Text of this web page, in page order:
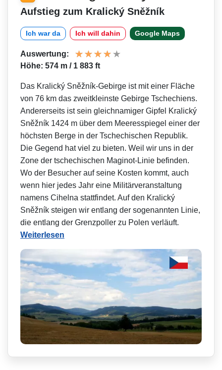
Aufstieg zum Kralický Sněžník
Ich war da Ich will dahin Google Maps
Auswertung:
Höhe: 574 m / 1 883 ft
Das Kralický Sněžník-Gebirge ist mit einer Fläche
von 76 km das zweitkleinste Gebirge Tschechiens.
Andererseits ist sein gleichnamiger Gipfel Kralický
Sněžník 1424 m über dem Meeresspiegel einer der
höchsten Berge in der Tschechischen Republik.
Die Gegend hat viel zu bieten. Weil wir uns in der
Zone der tschechischen Maginot-Linie befinden.
Wo der Besucher auf seine Kosten kommt, auch
wenn hier jedes Jahr eine Militärveranstal­tung
namens Cihelna stattfindet. Auf den Kralický
Sněžník steigen wir entlang der sogenannten Linie,
die entlang der Grenzpoller zu Polen verläuft.
Weiterlesen